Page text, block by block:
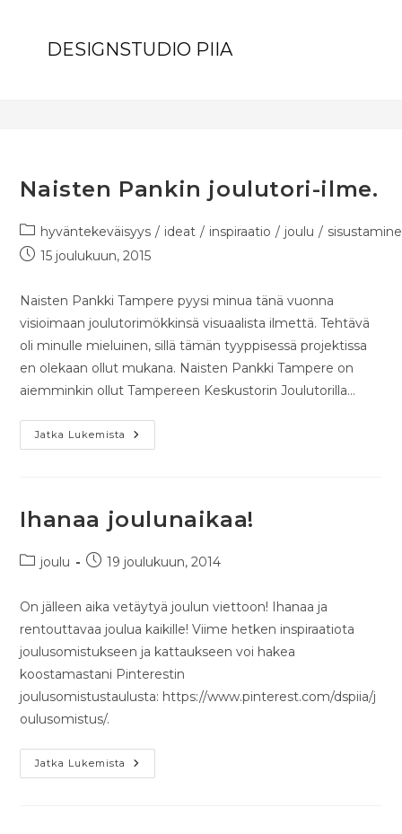
DESIGNSTUDIO PIIA
joulu
Naisten Pankin joulutori-ilme.
hyväntekeväisyys / ideat / inspiraatio / joulu /
15 joulukuun, 2015
Naisten Pankki Tampere pyysi minua tänä vuonna
visioimaan joulutorimökkinsä visuaalista ilmettä. Tehtävä
oli minulle mieluinen, sillä tämän tyyppisessä projektissa
en olekaan ollut mukana. Naisten Pankki Tampere on
aiemminkin ollut Tampereen Keskustorin Joulutorilla…
Jatka Lukemista
Ihanaa joulunaikaa!
joulu 19 joulukuun, 2014
On jälleen aika vetäytyä joulun viettoon! Ihanaa ja
rentouttavaa joulua kaikille! Viime hetken inspiraatiota
joulusomistukseen ja kattaukseen voi hakea
koostamastani Pinterestin
joulusomistustaulusta: https://www.pinterest.com/dspiia/j
oulusomistus/.
Jatka Lukemista